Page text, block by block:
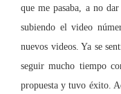
que me pasaba, a no
subiendo el video n
nuevos videos. Ya se
seguir mucho tiempo
propuesta y tuvo éxito.